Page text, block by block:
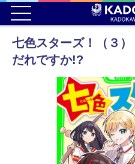
七色スターズ！（３
だれですか!?